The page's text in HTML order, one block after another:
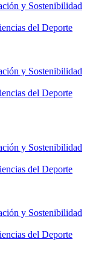
y Sostenibilidad
del Deporte
y Sostenibilidad
del Deporte
y Sostenibilidad
del Deporte
y Sostenibilidad
del Deporte